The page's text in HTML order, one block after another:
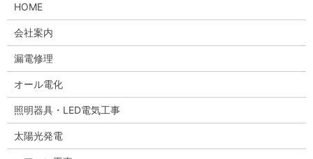
HOME
会社案内
漏電修理
オール電化
照明器具・LED電気工事
太陽光発電